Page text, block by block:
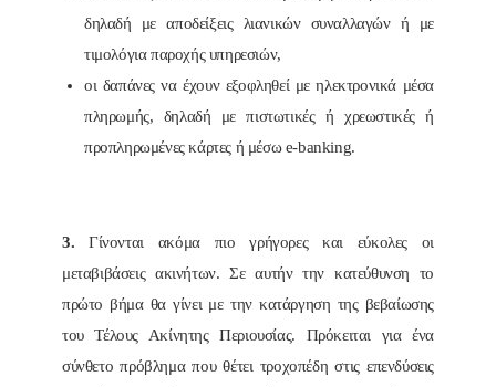
δηλαδή με αποδείξεις λιανικών συναλλαγών ή με
τιμολόγια παροχής υπηρεσιών,
οι δαπάνες να έχουν εξοφληθεί με ηλεκτρονικά μέσα
πληρωμής, δηλαδή με πιστωτικές ή χρεωστικές ή
προπληρωμένες κάρτες ή μέσω e-banking.
3. Γίνονται ακόμα πιο γρήγορες και εύκολες οι
μεταβιβάσεις ακινήτων. Σε αυτήν την κατεύθυνση το
πρώτο βήμα θα γίνει με την κατάργηση της βεβαίωσης
του Τέλους Ακίνητης Περιουσίας. Πρόκειται για ένα
σύνθετο πρόβλημα που θέτει τροχοπέδη στις επενδύσεις